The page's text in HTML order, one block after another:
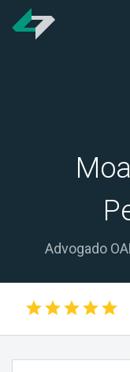
Advogado
starstarstarstarstar